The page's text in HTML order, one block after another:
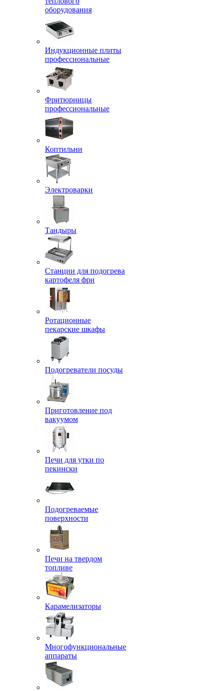
оборудования
Индукционные плиты
профессиональные
Фритюрницы
профессиональные
Коптильни
Электроварки
Тандыры
Станции для подогрева
картофеля фри
Ротационные
пекарские шкафы
Подогреватели посуды
Приготовление под
вакуумом
Печи для утки по
пекински
Подогреваемые
поверхности
Печи на твердом
топливе
Карамелизаторы
Многофункциональные
аппараты